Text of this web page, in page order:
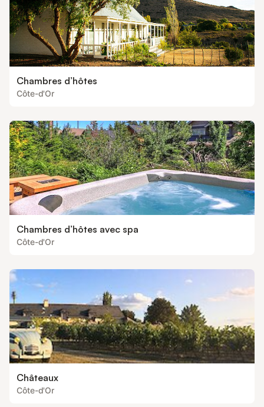
Chambres d’hôtes
Côte-d'Or
Chambres d’hôtes avec spa
Côte-d'Or
Châteaux
Côte-d'Or